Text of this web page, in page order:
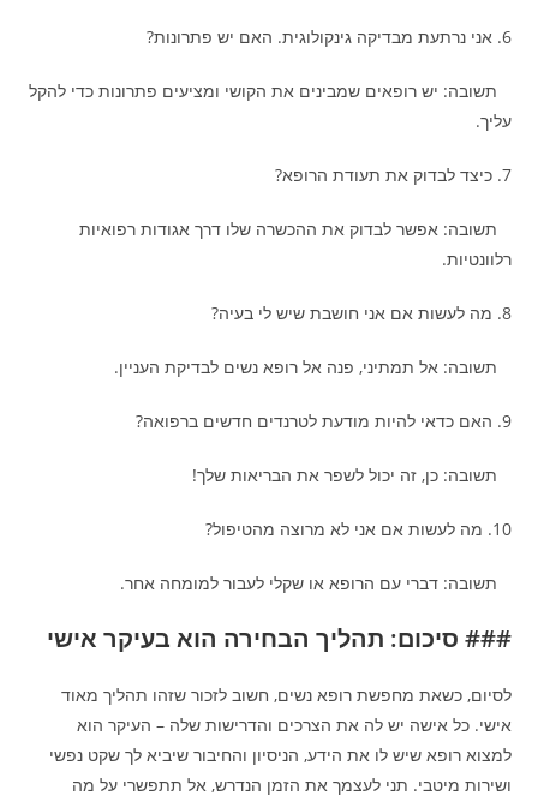
6. אני נרתעת מבדיקה גינקולוגית. האם יש פתרונות?
תשובה: יש רופאים שמבינים את הקושי ומציעים פתרונות כדי להקל
עליך.
7. כיצד לבדוק את תעודת הרופא?
תשובה: אפשר לבדוק את ההכשרה שלו דרך אגודות רפואיות
רלוונטיות.
8. מה לעשות אם אני חושבת שיש לי בעיה?
תשובה: אל תמתיני, פנה אל רופא נשים לבדיקת העניין.
9. האם כדאי להיות מודעת לטרנדים חדשים ברפואה?
תשובה: כן, זה יכול לשפר את הבריאות שלך!
10. מה לעשות אם אני לא מרוצה מהטיפול?
תשובה: דברי עם הרופא או שקלי לעבור למומחה אחר.
### סיכום: תהליך הבחירה הוא בעיקר אישי
לסיום, כשאת מחפשת רופא נשים, חשוב לזכור שזהו תהליך מאוד
אישי. כל אישה יש לה את הצרכים והדרישות שלה – העיקר הוא
למצוא רופא שיש לו את הידע, הניסיון והחיבור שיביא לך שקט נפשי
ושירות מיטבי. תני לעצמך את הזמן הנדרש, אל תתפשרי על מה